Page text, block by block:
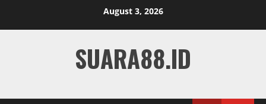
August 3, 2026
SUARA88.ID